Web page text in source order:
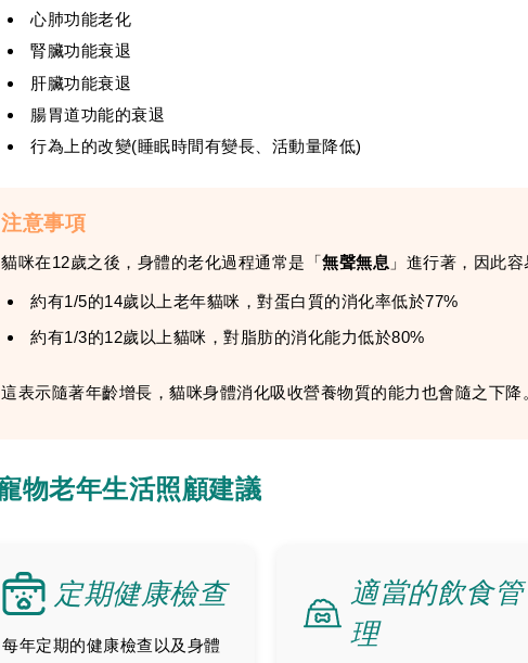
心肺功能老化
腎臟功能衰退
肝臟功能衰退
腸胃道功能的衰退
行為上的改變(睡眠時間有變長、活動量降低)
注意事項
貓咪在12歲之後，身體的老化過程通常是「無聲無息 」進行著，因此
約有1/5的14歲以上老年貓咪，對蛋白質的消化率低於77%
約有1/3的12歲以上貓咪，對脂肪的消化能力低於80%
這表示隨著年齡增長，貓咪身體消化吸收營養物質的能力也會隨之下降
物老年生活照顧建議
定期健康檢查
每年定期的健康檢查以及身體
適當的飲食管
理